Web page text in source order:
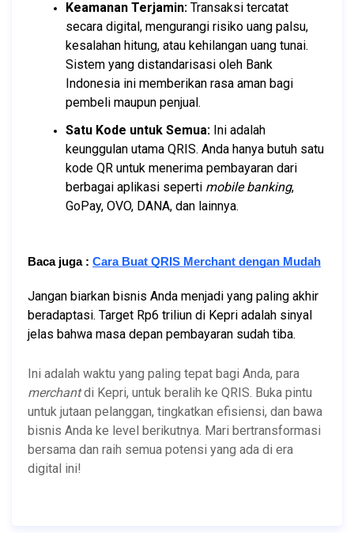
Keamanan Terjamin: Transaksi tercatat
secara digital, mengurangi risiko uang palsu,
kesalahan hitung, atau kehilangan uang tunai.
Sistem yang distandarisasi oleh Bank
Indonesia ini memberikan rasa aman bagi
pembeli maupun penjual.
Satu Kode untuk Semua: Ini adalah
keunggulan utama QRIS. Anda hanya butuh satu
kode QR untuk menerima pembayaran dari
berbagai aplikasi seperti mobile banking,
GoPay, OVO, DANA, dan lainnya.
Baca juga : Cara Buat QRIS Merchant dengan Mudah
Jangan biarkan bisnis Anda menjadi yang paling akhir
beradaptasi. Target Rp6 triliun di Kepri adalah sinyal
jelas bahwa masa depan pembayaran sudah tiba.
Ini adalah waktu yang paling tepat bagi Anda, para
merchantdi Kepri, untuk beralih ke QRIS. Buka pintu
untuk jutaan pelanggan, tingkatkan efisiensi, dan bawa
bisnis Anda ke level berikutnya. Mari bertransformasi
bersama dan raih semua potensi yang ada di era
digital ini!